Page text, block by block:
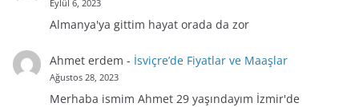
Eylül 6, 2023
Almanya'ya gittim hayat orada da zor
Ahmet erdem - İsviçre’de Fiyatlar ve Maaşlar
Ağustos 28, 2023
Merhaba ismim Ahmet 29 yaşındayım İzmir'de